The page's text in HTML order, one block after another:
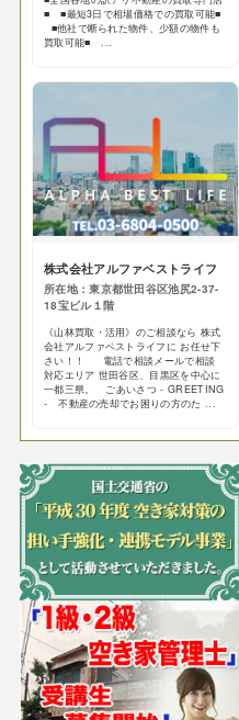
■ ■最短3日で相場価格での買取可能■
■他社で断られた物件、少額の物件も
買取可能■ ...
株式会社アルファベストライフ
所在地：東京都世田谷区池尻2-37-
18宝ビル１階
《山林買取・活用》のご相談なら 株式
会社アルファベストライフに お任せ下
さい！！ 電話で相談メールで相談
対応エリア 世田谷区、目黒区を中心に
一都三県。 ごあいさつ - GREETING
- 不動産の売却でお困りの方のた ...